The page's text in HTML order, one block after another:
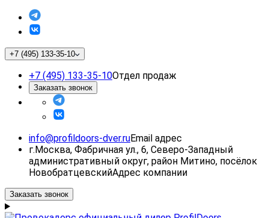
+7 (495) 133-35-10
+7 (495) 133-35-10Отдел продаж
Заказать звонок
info@profildoors-dver.ruEmail адрес
г.Москва, Фабричная ул., 6, Северо-Западный
административный округ, район Митино, посёлок
НовобратцевскийАдрес компании
Заказать звонок